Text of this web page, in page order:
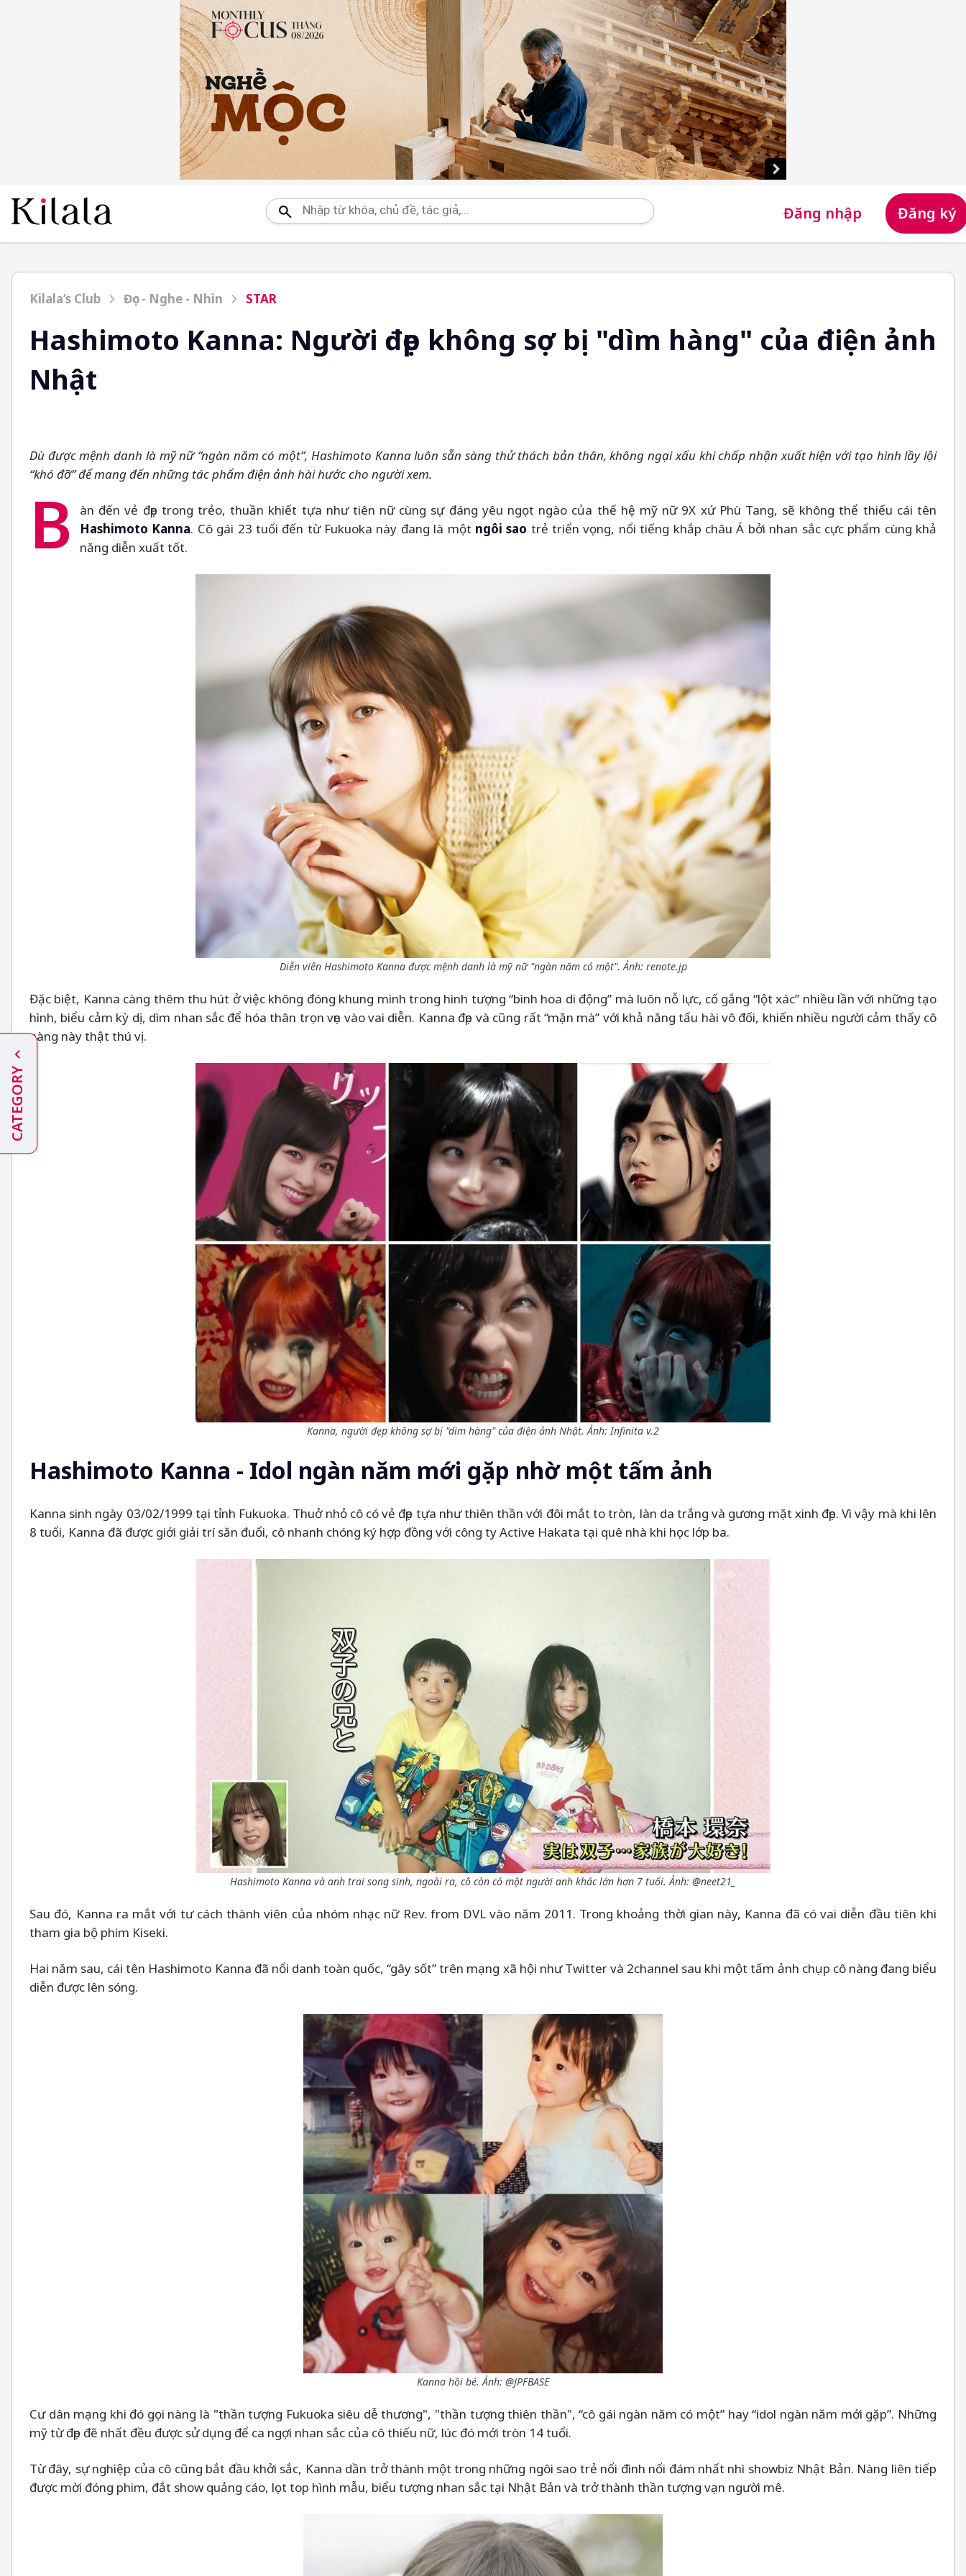
Đăng nhập Đăng ký
Kilala’s Club Đọc - Nghe - Nhìn STAR
Hashimoto Kanna: Người đẹp không sợ bị "dìm hàng" của điện ảnh
Nhật
Dù được mệnh danh là mỹ nữ “ngàn năm có một”, Hashimoto Kanna luôn sẵn sàng thử thách bản thân, không ngại xấu khi chấp nhận xuất hiện với tạo hình lầy lội
“khó đỡ” để mang đến những tác phẩm điện ảnh hài hước cho người xem.
B
àn đến vẻ đẹp trong trẻo, thuần khiết tựa như tiên nữ cùng sự đáng yêu ngọt ngào của thế hệ mỹ nữ 9X xứ Phù Tang, sẽ không thể thiếu cái tên
Hashimoto Kanna. Cô gái 23 tuổi đến từ Fukuoka này đang là một ngôi sao trẻ triển vọng, nổi tiếng khắp châu Á bởi nhan sắc cực phẩm cùng khả
năng diễn xuất tốt.
Diễn viên Hashimoto Kanna được mệnh danh là mỹ nữ "ngàn năm có một". Ảnh: renote.jp
Đặc biệt, Kanna càng thêm thu hút ở việc không đóng khung mình trong hình tượng “bình hoa di động” mà luôn nỗ lực, cố gắng “lột xác” nhiều lần với những tạo
hình, biểu cảm kỳ dị, dìm nhan sắc để hóa thân trọn vẹn vào vai diễn. Kanna đẹp và cũng rất “mặn mà” với khả năng tấu hài vô đối, khiến nhiều người cảm thấy cô
nàng này thật thú vị.
Kanna, người đẹp không sợ bị "dìm hàng" của điện ảnh Nhật. Ảnh: Infinita v.2
Hashimoto Kanna - Idol ngàn năm mới gặp nhờ một tấm ảnh
Kanna sinh ngày 03/02/1999 tại tỉnh Fukuoka. Thuở nhỏ cô có vẻ đẹp tựa như thiên thần với đôi mắt to tròn, làn da trắng và gương mặt xinh đẹp. Vì vậy mà khi lên
8 tuổi, Kanna đã được giới giải trí săn đuổi, cô nhanh chóng ký hợp đồng với công ty Active Hakata tại quê nhà khi học lớp ba.
Hashimoto Kanna và anh trai song sinh, ngoài ra, cô còn có một người anh khác lớn hơn 7 tuổi. Ảnh: @neet21_
Sau đó, Kanna ra mắt với tư cách thành viên của nhóm nhạc nữ Rev. from DVL vào năm 2011. Trong khoảng thời gian này, Kanna đã có vai diễn đầu tiên khi
tham gia bộ phim Kiseki.
Hai năm sau, cái tên Hashimoto Kanna đã nổi danh toàn quốc, “gây sốt” trên mạng xã hội như Twitter và 2channel sau khi một tấm ảnh chụp cô nàng đang biểu
diễn được lên sóng.
Kanna hồi bé. Ảnh: @JPFBASE
Cư dân mạng khi đó gọi nàng là "thần tượng Fukuoka siêu dễ thương", "thần tượng thiên thần", “cô gái ngàn năm có một” hay “idol ngàn năm mới gặp”. Những
mỹ từ đẹp đẽ nhất đều được sử dụng để ca ngợi nhan sắc của cô thiếu nữ, lúc đó mới tròn 14 tuổi.
Từ đây, sự nghiệp của cô cũng bắt đầu khởi sắc, Kanna dần trở thành một trong những ngôi sao trẻ nổi đình nổi đám nhất nhì showbiz Nhật Bản. Nàng liên tiếp
được mời đóng phim, đắt show quảng cáo, lọt top hình mẫu, biểu tượng nhan sắc tại Nhật Bản và trở thành thần tượng vạn người mê.
CATEGORY